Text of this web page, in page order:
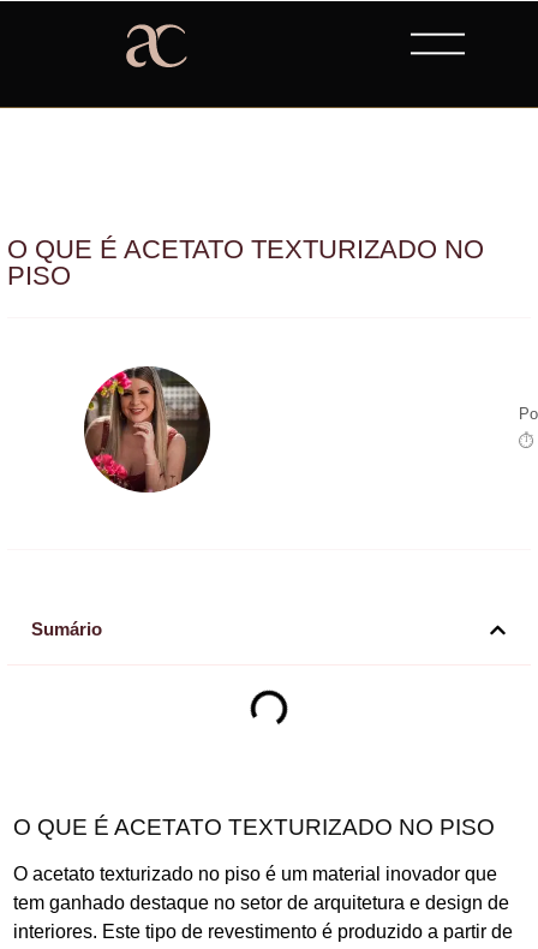
O QUE É ACETATO TEXTURIZADO NO
PISO
⏱
Sumário
O QUE É ACETATO TEXTURIZADO NO PISO
O acetato texturizado no piso é um material inovador que
tem ganhado destaque no setor de arquitetura e design de
interiores. Este tipo de revestimento é produzido a partir de